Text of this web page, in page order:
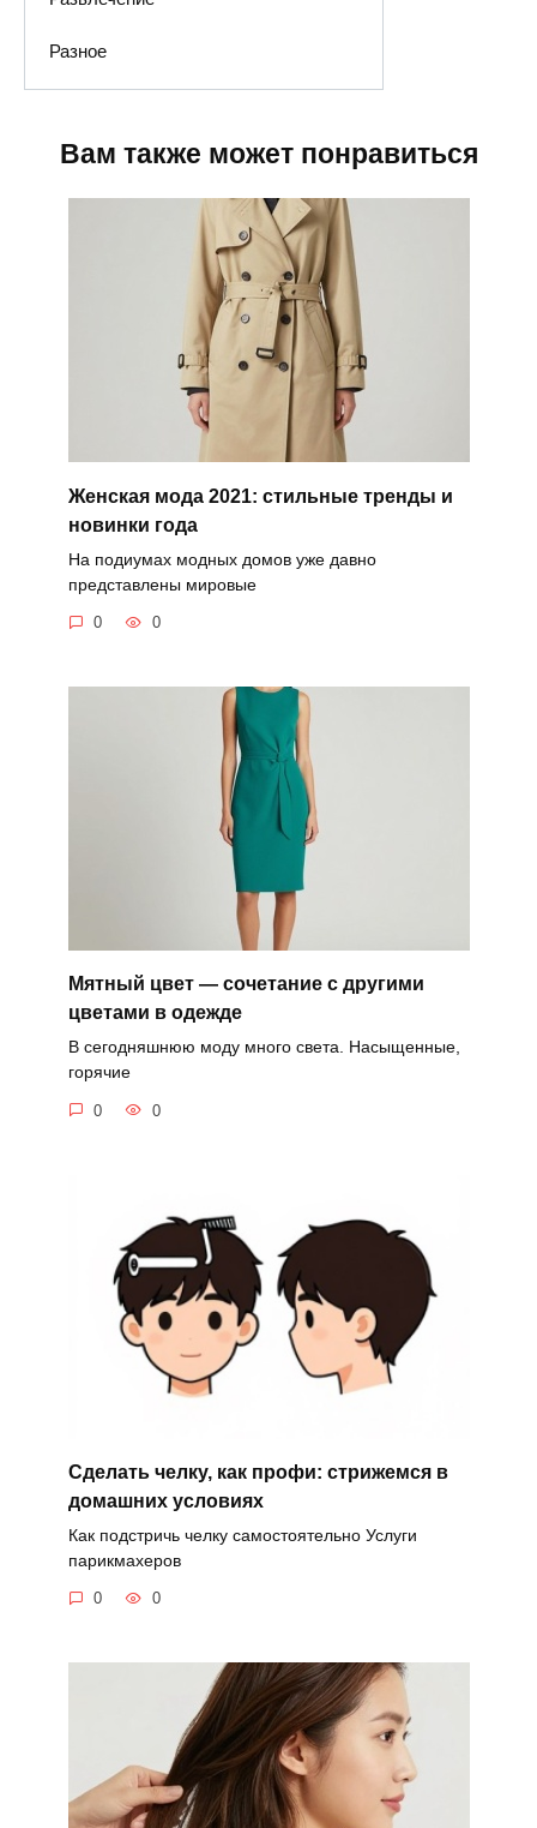
Разное
Вам также может понравиться
Женская мода 2021: стильные тренды и
новинки года
На подиумах модных домов уже давно
представлены мировые
0 0
Мятный цвет — сочетание с другими
цветами в одежде
В сегодняшнюю моду много света. Насыщенные,
горячие
0 0
Сделать челку, как профи: стрижемся в
домашних условиях
Как подстричь челку самостоятельно Услуги
парикмахеров
0 0